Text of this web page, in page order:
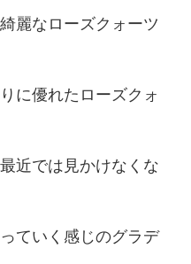
麗なローズクォーツ
に優れたローズクォ
近では見かけなくな
ていく感じのグラデ